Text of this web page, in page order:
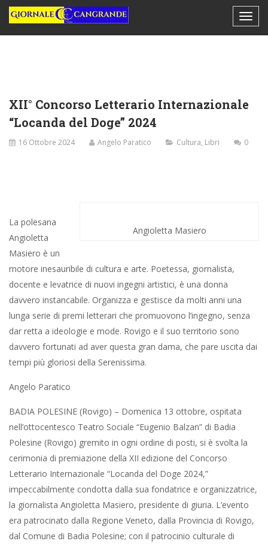
XII° Concorso Letterario Internazionale
“Locanda del Doge” 2024
16 Ottobre 2024 Angelo Paratico Cultura, Libri 0
Angioletta Masiero
La polesana
Angioletta
Masiero è un
motore inesauribile di cultura e arte. Poetessa, giornalista,
docente e levatrice di nuovi ingegni artistici, è una donna
davvero instancabile. Organizza e gestisce da molti anni una
lunga serie di premi letterari che promuovono l’ingegno, senza
dar retta a ideologie e mode. Rovigo e il suo territorio sono
davvero fortunati ad aver questa gran dama, che pare uscita dai
tempi più gloriosi della Serenissima.
Angelo Paratico
BADIA POLESINE (Rovigo) – Domenica 13 ottobre, ospitata
nell’ottocentesco Teatro Sociale “Eugenio Balzan” di Badia
Polesine (Rovigo) gremito in ogni ordine di posti, si è svolta la
cerimonia di premiazione della XII edizione del Concorso
Letterario Internazionale “Locanda del Doge 2024,”
impeccabilmente condotta dalla sua fondatrice e organizzatrice,
la giornalista Angioletta Masiero, presidente di giuria. L’evento
era patrocinato dalla Regione Veneto, dalla Provincia di Rovigo,
dal Comune di Badia Polesine; con il patrocinio culturale di